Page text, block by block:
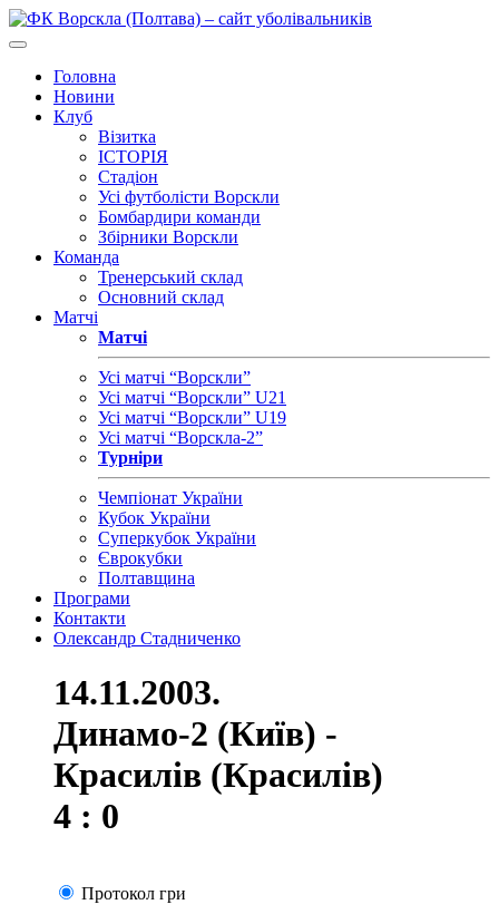
Головна
Новини
Клуб
Візитка
ІСТОРІЯ
Стадіон
Усі футболісти Ворскли
Бомбардири команди
Збірники Ворскли
Команда
Тренерський склад
Основний склад
Матчі
Матчі
Усі матчі “Ворскли”
Усі матчі “Ворскли” U21
Усі матчі “Ворскли” U19
Усі матчі “Ворскла-2”
Турніри
Чемпіонат України
Кубок України
Суперкубок України
Єврокубки
Полтавщина
Програми
Контакти
Олександр Стадниченко
14.11.2003.
Динамо-2 (Київ) -
Красилів (Красилів)
4 : 0
Протокол гри